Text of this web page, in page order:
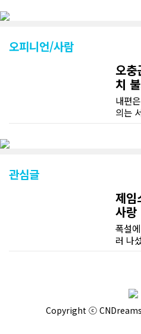
오피니언/사람
오
치
내편
의는
복, 배
으로
영삼
를 내
면 유
사독
은
국 현
관심글
제임
사랑
폭설
러 나
다면
아내
누기
Copyright ⓒ